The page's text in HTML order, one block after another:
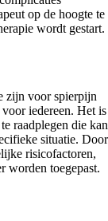
op de hoogte te
wordt gestart.
zijn voor spierpijn
iedereen. Het is
raadplegen die kan
situatie. Door
risicofactoren,
worden toegepast.